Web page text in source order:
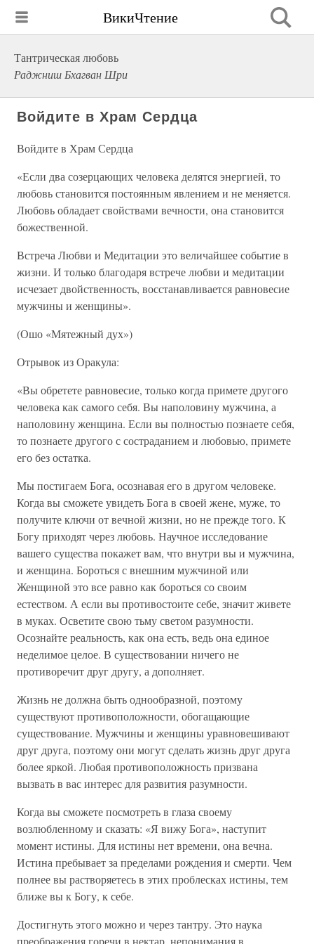
ВикиЧтение
Тантрическая любовь
Раджниш Бхагван Шри
Войдите в Храм Сердца
Войдите в Храм Сердца
«Если два созерцающих человека делятся энергией, то
любовь становится постоянным явлением и не меняется.
Любовь обладает свойствами вечности, она становится
божественной.
Встреча Любви и Медитации это величайшее событие в
жизни. И только благодаря встрече любви и медитации
исчезает двойственность, восстанавливается равновесие
мужчины и женщины».
(Ошо «Мятежный дух»)
Отрывок из Оракула:
«Вы обретете равновесие, только когда примете другого
человека как самого себя. Вы наполовину мужчина, а
наполовину женщина. Если вы полностью познаете себя,
то познаете другого с состраданием и любовью, примете
его без остатка.
Мы постигаем Бога, осознавая его в другом человеке.
Когда вы сможете увидеть Бога в своей жене, муже, то
получите ключи от вечной жизни, но не прежде того. К
Богу приходят через любовь. Научное исследование
вашего существа покажет вам, что внутри вы и мужчина,
и женщина. Бороться с внешним мужчиной или
Женщиной это все равно как бороться со своим
естеством. А если вы противостоите себе, значит живете
в муках. Осветите свою тьму светом разумности.
Осознайте реальность, как она есть, ведь она единое
неделимое целое. В существовании ничего не
противоречит друг другу, а дополняет.
Жизнь не должна быть однообразной, поэтому
существуют противоположности, обогащающие
существование. Мужчины и женщины уравновешивают
друг друга, поэтому они могут сделать жизнь друг друга
более яркой. Любая противоположность призвана
вызвать в вас интерес для развития разумности.
Когда вы сможете посмотреть в глаза своему
возлюбленному и сказать: «Я вижу Бога», наступит
момент истины. Для истины нет времени, она вечна.
Истина пребывает за пределами рождения и смерти. Чем
полнее вы растворяетесь в этих проблесках истины, тем
ближе вы к Богу, к себе.
Достигнуть этого можно и через тантру. Это наука
преображения горечи в нектар, непонимания в